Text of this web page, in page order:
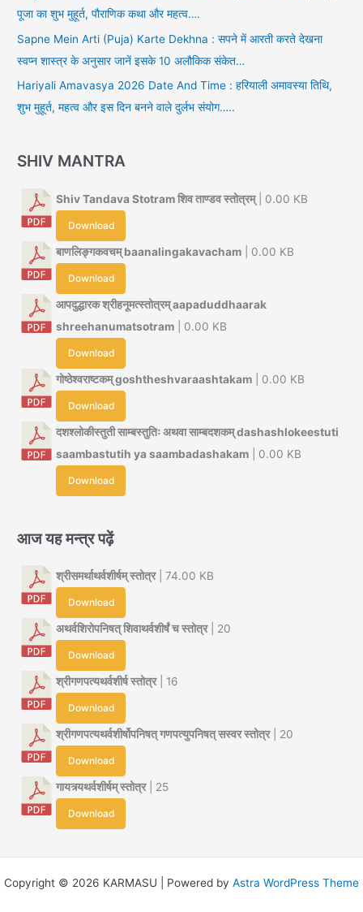
पूजा का शुभ मुहूर्त, पौराणिक कथा और महत्व….
Sapne Mein Arti (Puja) Karte Dekhna : सपने में आरती करते देखना
स्वप्न शास्त्र के अनुसार जानें इसके 10 अलौकिक संकेत…
Hariyali Amavasya 2026 Date And Time : हरियाली अमावस्या तिथि,
शुभ मुहूर्त, महत्व और इस दिन बनने वाले दुर्लभ संयोग…..
SHIV MANTRA
Shiv Tandava Stotram शिव ताण्डव स्तोत्रम्| 0.00 KB
Download
बाणलिङ्गकवचम् baanalingakavacham | 0.00 KB
Download
आपदुद्धारक श्रीहनूमत्स्तोत्रम् aapaduddhaarak
shreehanumatsotram | 0.00 KB
Download
गोष्ठेश्वराष्टकम् goshtheshvaraashtakam | 0.00 KB
Download
दशश्लोकीस्तुती साम्बस्तुतिः अथवा साम्बदशकम् dashashlokeestuti
saambastutih ya saambadashakam | 0.00 KB
Download
आज यह मन्त्र पढ़ें
श्रीसमर्थाथर्वशीर्षम् स्तोत्र| 74.00 KB
Download
अथर्वशिरोपनिषत् शिवाथर्वशीर्षं च स्तोत्र| 20
Download
श्रीगणपत्यथर्वशीर्ष स्तोत्र| 16
Download
श्रीगणपत्यथर्वशीर्षोपनिषत् गणपत्युपनिषत् सस्वर स्तोत्र| 20
Download
गायत्र्यथर्वशीर्षम् स्तोत्र| 25
Download
Copyright © 2026 KARMASU | Powered by Astra WordPress Theme